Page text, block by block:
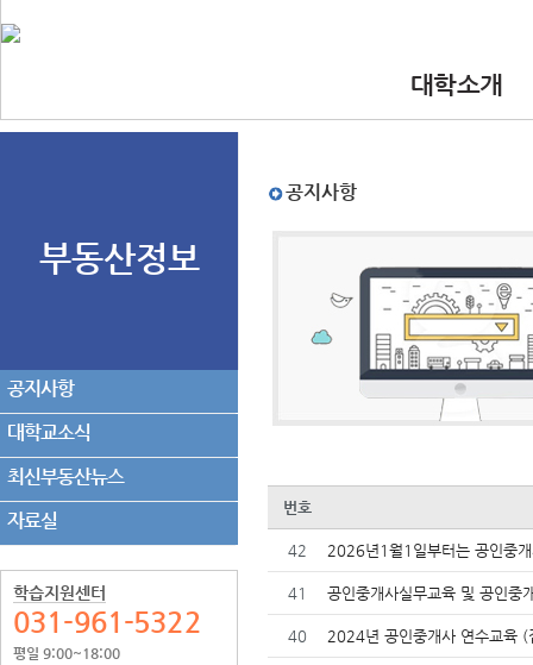
대학소개
•인사말
부동산정보
공지사항
대학교소식
최신부동산뉴스
자료실
학습지원센터
031-961-5322
평일 9:00~18:00
공지사항
번호
42 2026년1월1일부터는 공인중
41 공인중개사실무교육 및 공인중
40 2024년 공인중개사 연수교육